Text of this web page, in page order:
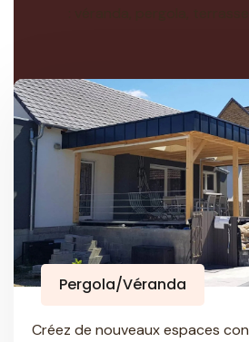
Pergola/Véranda
Créez de nouveaux espaces